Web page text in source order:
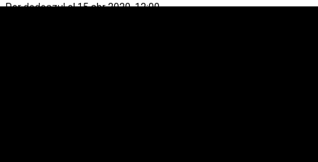
Pordodoazulel 15 abr 2020, 12:00